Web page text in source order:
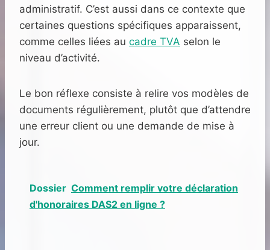
administratif. C’est aussi dans ce contexte que
certaines questions spécifiques apparaissent,
comme celles liées au cadre TVA selon le
niveau d’activité.
Le bon réflexe consiste à relire vos modèles de
documents régulièrement, plutôt que d’attendre
une erreur client ou une demande de mise à
jour.
Dossier Comment remplir votre déclaration
d'honoraires DAS2 en ligne ?